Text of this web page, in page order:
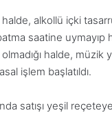
halde, alkollü içki
saatine
halde, müzik
işlem başlatıldı.
satışı yeşil